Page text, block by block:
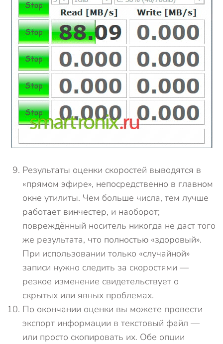
Результаты оценки скоростей выводятся в
«прямом эфире», непосредственно в главном
окне утилиты. Чем больше числа, тем лучше
работает винчестер, и наоборот;
повреждённый носитель никогда не даст того
же результата, что полностью «здоровый».
При использовании только «случайной»
записи нужно следить за скоростями —
резкое изменение свидетельствует о
скрытых или явных проблемах.
По окончании оценки вы можете провести
экспорт информации в текстовый файл —
или просто скопировать их. Обе опции